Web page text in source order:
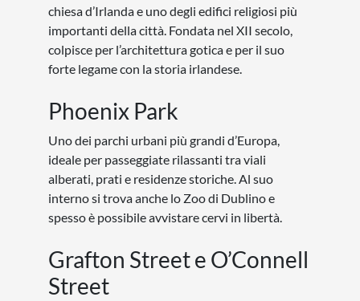
chiesa d’Irlanda e uno degli edifici religiosi più
importanti della città. Fondata nel XII secolo,
colpisce per l’architettura gotica e per il suo
forte legame con la storia irlandese.
Phoenix Park
Uno dei parchi urbani più grandi d’Europa,
ideale per passeggiate rilassanti tra viali
alberati, prati e residenze storiche. Al suo
interno si trova anche lo Zoo di Dublino e
spesso è possibile avvistare cervi in libertà.
Grafton Street e O’Connell
Street